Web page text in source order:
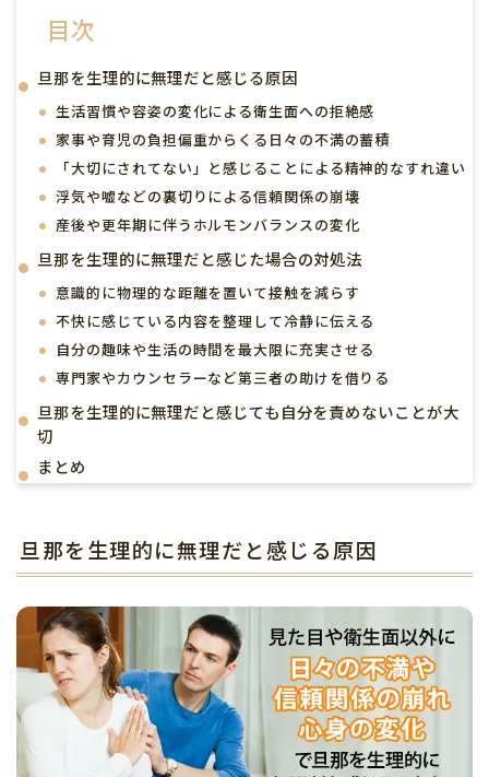
目次
旦那を生理的に無理だと感じる原因
生活習慣や容姿の変化による衛生面への拒絶感
家事や育児の負担偏重からくる日々の不満の蓄積
「大切にされてない」と感じることによる精神的なすれ違い
浮気や嘘などの裏切りによる信頼関係の崩壊
産後や更年期に伴うホルモンバランスの変化
旦那を生理的に無理だと感じた場合の対処法
意識的に物理的な距離を置いて接触を減らす
不快に感じている内容を整理して冷静に伝える
自分の趣味や生活の時間を最大限に充実させる
専門家やカウンセラーなど第三者の助けを借りる
旦那を生理的に無理だと感じても自分を責めないことが大
切
まとめ
旦那を生理的に無理だと感じる原因